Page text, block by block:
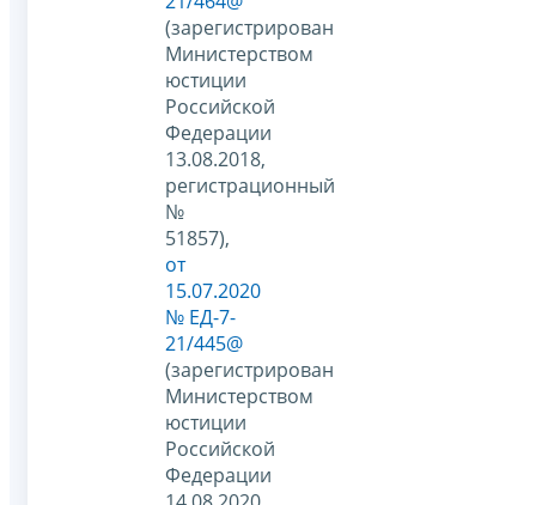
(зарегистрирован
Министерством
юстиции
Российской
Федерации
13.08.2018,
регистрационный
№
51857),
от
15.07.2020
№ ЕД-7-
21/445@
(зарегистрирован
Министерством
юстиции
Российской
Федерации